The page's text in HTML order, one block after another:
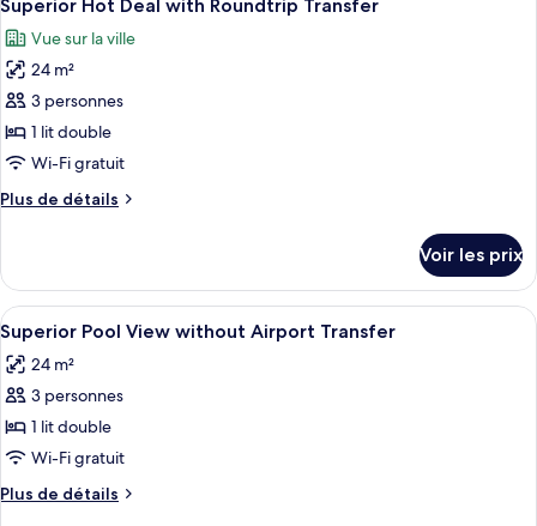
Ways
Airport
Transfer
chambre
Superior
Triple
Room
With
Two
Ways
Airport
Transfer
toutes
les
photos
pour
ce
type
chambre :
Deal
with
Roundtrip
Transfer
Superior Hot Deal with Roundtrip Transfer
Vue sur la ville
24 m²
3 personnes
1 lit double
Wi-Fi gratuit
Plus de détails
Plus
le
type
de
chambre
Superior
Hot
with
Roundtrip
Voir les prix
Afficher
toutes
les
photos
pour
ce
type
de
Une chambre d’hôtel avec un grand
9
Superior Pool View without Airport Transfer
24 m²
3 personnes
1 lit double
Wi-Fi gratuit
Plus de détails
Plus